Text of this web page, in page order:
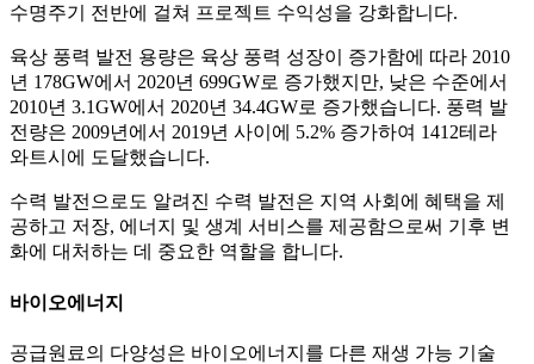
수명주기 전반에 걸쳐 프로젝트 수익성을 강화합니다.
육상 풍력 발전 용량은 육상 풍력 성장이 증가함에 따라 2010
년 178GW에서 2020년 699GW로 증가했지만, 낮은 수준에서
2010년 3.1GW에서 2020년 34.4GW로 증가했습니다. 풍력 발
전량은 2009년에서 2019년 사이에 5.2% 증가하여 1412테라
와트시에 도달했습니다.
수력 발전으로도 알려진 수력 발전은 지역 사회에 혜택을 제
공하고 저장, 에너지 및 생계 서비스를 제공함으로써 기후 변
화에 대처하는 데 중요한 역할을 합니다.
바이오에너지
공급원료의 다양성은 바이오에너지를 다른 재생 가능 기술